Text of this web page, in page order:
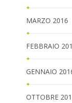
MARZO 2016
FEBBRAIO
GENNAIO
OTTOBRE